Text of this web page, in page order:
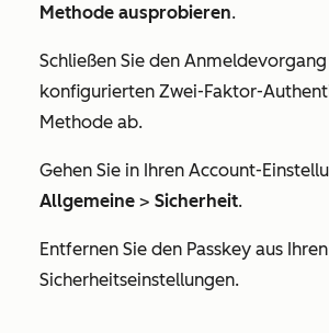
Methode ausprobieren.
Schließen Sie den
konfigurierten Zwei-Faktor-
Methode ab.
Gehen Sie in Ihren Account-
Allgemeine > Sicherheit.
Entfernen Sie den Passkey aus Ihren
Sicherheitseinstellungen.